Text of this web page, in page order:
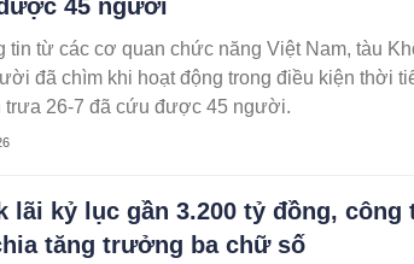
45 người
tin từ các cơ quan chức năng Việt Nam, tàu
đã chìm khi hoạt động trong điều kiện thời
26-7 đã cứu được 45 người.
lãi kỷ lục gần 3.200 tỷ đồng, công
tăng trưởng ba chữ số